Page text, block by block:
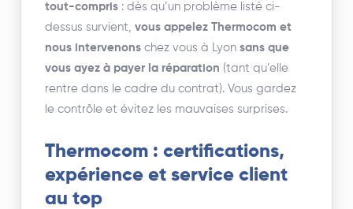
tout-compris : dès qu’un problème listé ci-
dessus survient,vous appelez Thermocom et
nous intervenons chez vous à Lyonsans que
vous ayez à payer la réparation (tant qu’elle
rentre dans le cadre du contrat). Vous gardez
le contrôle et évitez les mauvaises surprises.
Thermocom : certifications,
expérience et service client
au top